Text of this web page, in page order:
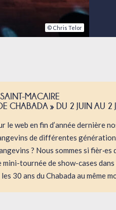
© Chris Telor
MACAIRE
CHABADA » DU 2 JUIN AU 2
le web en fin d’année dernière
de différentes
? Nous sommes si
mini-tournée de show-cases
30 ans du Chabada au même